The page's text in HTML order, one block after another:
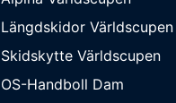
Längdskidor Världscupen
Skidskytte Världscupen
OS-Handboll Dam